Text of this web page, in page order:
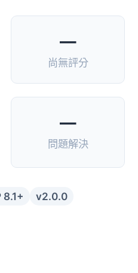
—
尚無評分
—
問題解決
8.1+
v2.0.0